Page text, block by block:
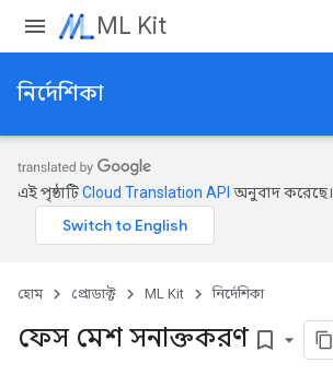
ML Kit
নির্দেশিকা
এই পৃষ্ঠাটিCloud Translation API অনুবাদ করেছে।
হোম প্রোডাক্ট ML Kit নির্দেশিকা
ফেস মেশ সনাক্তকরণ bookmark_border